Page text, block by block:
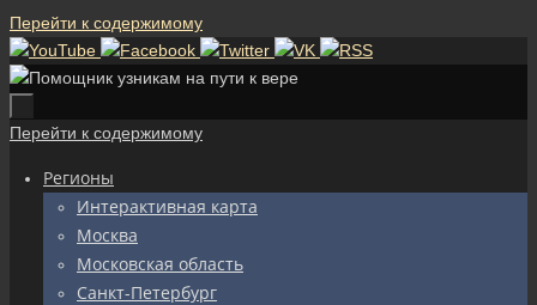
Перейти к содержимому
Перейти к содержимому
Регионы
Интерактивная карта
Москва
Московская область
Санкт-Петербург